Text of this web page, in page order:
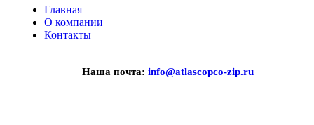
Главная
О компании
Контакты
Наша почта: info@atlascopco-zip.ru